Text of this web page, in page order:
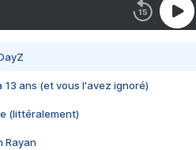
13 ans (et vous l'avez ignoré)
(littéralement)
Rayan